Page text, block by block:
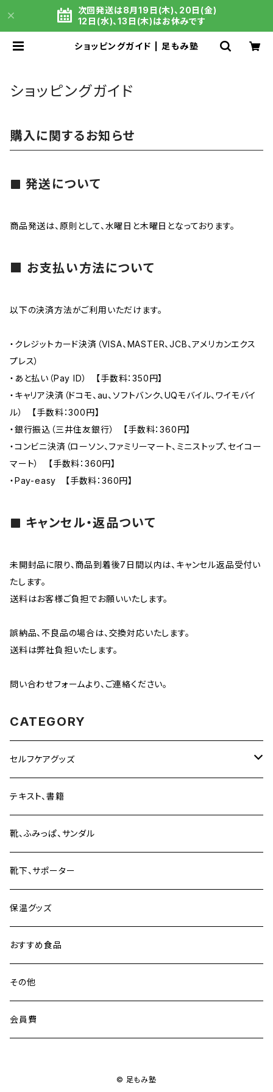
次回発送は8月19日(木)、20日(金)
12日(水)、13日(木)はお休みです
ショッピングガイド | 足もみ塾
ショッピングガイド
購入に関するお知らせ
発送について
商品発送は、原則として、水曜日と木曜日となっております。
■ お支払い方法について
以下の決済方法がご利用いただけます。
・クレジットカード決済（VISA、MASTER、JCB、アメリカンエクス
プレス）
・あと払い（Pay ID） 【手数料：350円】
・キャリア決済（ドコモ、au、ソフトバンク、UQモバイル、ワイモバイ
ル） 【手数料：300円】
・銀行振込（三井住友銀行） 【手数料：360円】
・コンビニ決済（ローソン、ファミリーマート、ミニストップ、セイコー
マート） 【手数料：360円】
・Pay-easy 【手数料：360円】
キャンセル・返品ついて
未開封品に限り、商品到着後7日間以内は、キャンセル返品受付い
たします。
送料はお客様ご負担でお願いいたします。
誤納品、不良品の場合は、交換対応いたします。
送料は弊社負担いたします。
問い合わせフォームより、ご連絡ください。
CATEGORY
セルフケアグッズ
単品
セット販売
テキスト、書籍
靴、ふみっぱ、サンダル
靴下、サポーター
保温グッズ
おすすめ食品
その他
会員費
© 足もみ塾